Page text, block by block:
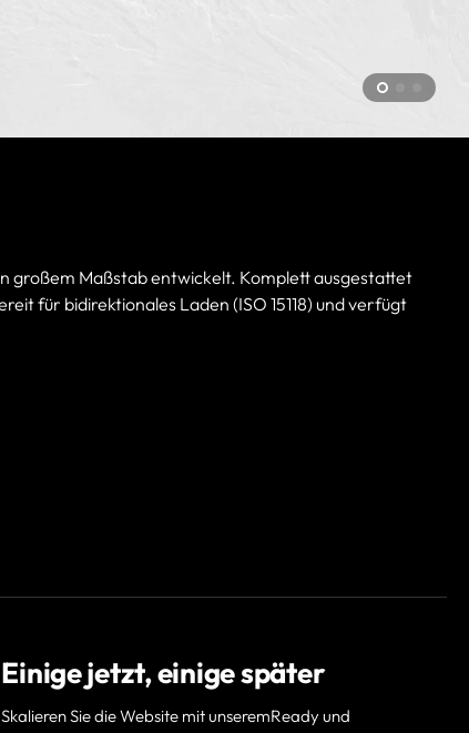
großem Maßstab entwickelt. Komplett ausgestattet
für bidirektionales Laden (ISO 15118) und verfügt
Einige jetzt, einige später
Skalieren Sie die Website mit unseremReady und